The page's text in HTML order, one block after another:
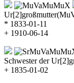
Ur[2]großmutter
* 1833-01-11
+ 1910-06-14
Schwester der
+ 1835-01-02